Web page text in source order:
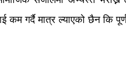
कम गर्दै मात्र ल्याएको छैन कि